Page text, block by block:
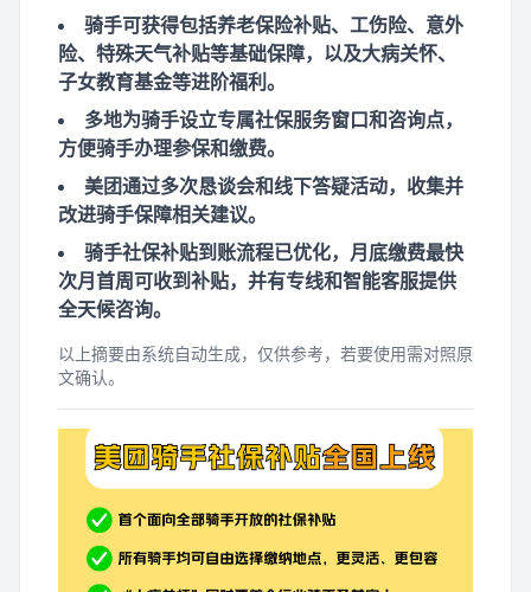
骑手可获得包括养老保险补贴、工伤险、意外
险、特殊天气补贴等基础保障，以及大病关怀、
子女教育基金等进阶福利。
多地为骑手设立专属社保服务窗口和咨询点，
方便骑手办理参保和缴费。
美团通过多次恳谈会和线下答疑活动，收集并
改进骑手保障相关建议。
骑手社保补贴到账流程已优化，月底缴费最快
次月首周可收到补贴，并有专线和智能客服提供
全天候咨询。
以上摘要由系统自动生成，仅供参考，若要使用需对照原
文确认。